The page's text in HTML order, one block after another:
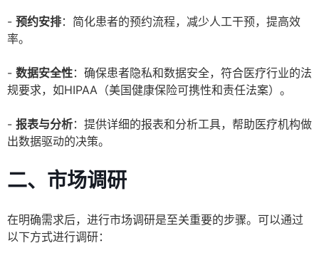
- 预约安排：简化患者的预约流程，减少人工干预，提高效
率。
- 数据安全性：确保患者隐私和数据安全，符合医疗行业的法
规要求，如HIPAA（美国健康保险可携性和责任法案）。
- 报表与分析：提供详细的报表和分析工具，帮助医疗机构做
出数据驱动的决策。
二、市场调研
在明确需求后，进行市场调研是至关重要的步骤。可以通过
以下方式进行调研：